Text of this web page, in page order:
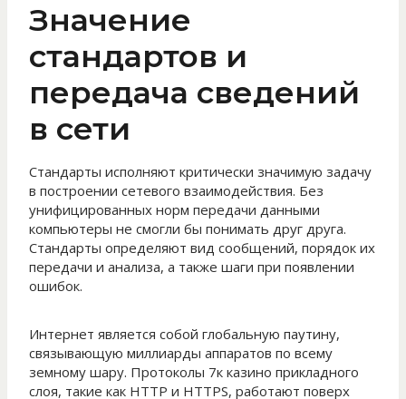
Значение
стандартов и
передача сведений
в сети
Стандарты исполняют критически значимую задачу
в построении сетевого взаимодействия. Без
унифицированных норм передачи данными
компьютеры не смогли бы понимать друг друга.
Стандарты определяют вид сообщений, порядок их
передачи и анализа, а также шаги при появлении
ошибок.
Интернет является собой глобальную паутину,
связывающую миллиарды аппаратов по всему
земному шару. Протоколы 7к казино прикладного
слоя, такие как HTTP и HTTPS, работают поверх